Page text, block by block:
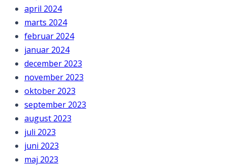
april 2024
marts 2024
februar 2024
januar 2024
december 2023
november 2023
oktober 2023
september 2023
august 2023
juli 2023
juni 2023
maj 2023